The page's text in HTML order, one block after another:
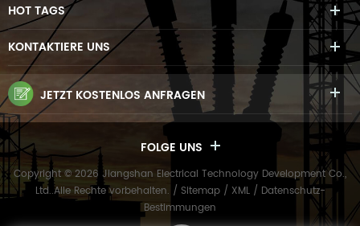
HOT TAGS
KONTAKTIERE UNS
JETZT KOSTENLOS ANFRAGEN
FOLGE UNS
Copyright © 2026 Jiangshan Electrical Technology Development Co.,
Ltd..Alle Rechte vorbehalten. / Sitemap/ XML/ Datenschutz-
Bestimmungen